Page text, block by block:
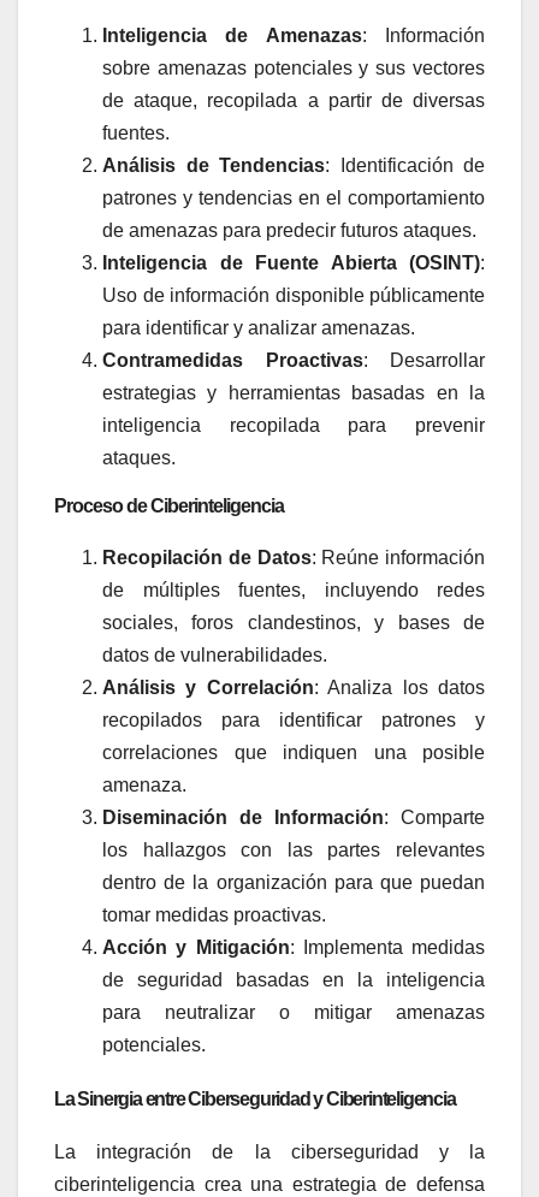
Inteligencia de Amenazas: Información
sobre amenazas potenciales y sus vectores
de ataque, recopilada a partir de diversas
fuentes.
Análisis de Tendencias: Identificación de
patrones y tendencias en el comportamiento
de amenazas para predecir futuros ataques.
Inteligencia de Fuente Abierta (OSINT):
Uso de información disponible públicamente
para identificar y analizar amenazas.
Contramedidas Proactivas: Desarrollar
estrategias y herramientas basadas en la
inteligencia recopilada para prevenir
ataques.
Proceso de Ciberinteligencia
Recopilación de Datos: Reúne información
de múltiples fuentes, incluyendo redes
sociales, foros clandestinos, y bases de
datos de vulnerabilidades.
Análisis y Correlación: Analiza los datos
recopilados para identificar patrones y
correlaciones que indiquen una posible
amenaza.
Diseminación de Información: Comparte
los hallazgos con las partes relevantes
dentro de la organización para que puedan
tomar medidas proactivas.
Acción y Mitigación: Implementa medidas
de seguridad basadas en la inteligencia
para neutralizar o mitigar amenazas
potenciales.
La Sinergia entre Ciberseguridad y Ciberinteligencia
La integración de la ciberseguridad y la
ciberinteligencia crea una estrategia de defensa